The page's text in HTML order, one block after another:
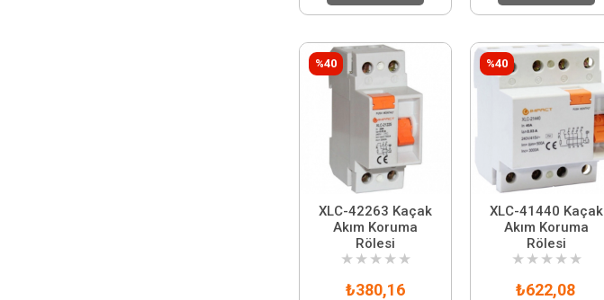
XLC-42263 Kaçak
Akım Koruma
Rölesi
★ ★ ★ ★ ★
₺380,16
%40
XLC-41440 Kaçak
Akım Koruma
Rölesi
★ ★ ★ ★ ★
₺622,08
%40